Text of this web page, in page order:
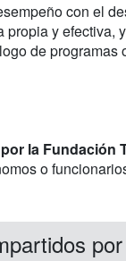
con el
y efectiva,
de programas
la Fundación
o